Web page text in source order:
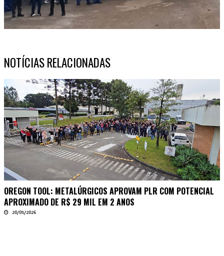
NOTÍCIAS RELACIONADAS
OREGON TOOL: METALÚRGICOS APROVAM PLR COM POTENCIAL
APROXIMADO DE R$ 29 MIL EM 2 ANOS
20/05/2026